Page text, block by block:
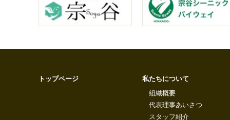
トップページ
私たちについて
組織概要
代表理事あいさつ
スタッフ紹介